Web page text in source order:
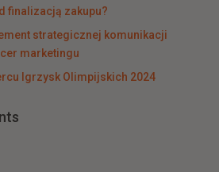
finalizacją zakupu?
strategicznej komunikacji
marketingu
Igrzysk Olimpijskich 2024